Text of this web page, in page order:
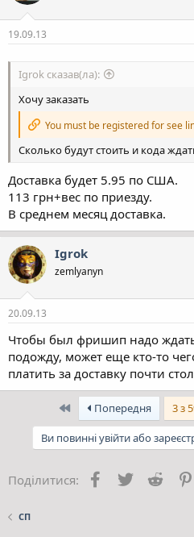
19.09.13
Igrok сказав(ла):
Хочу заказать
You must be registered for see
Сколько будут стоить и кода
Доставка будет 5.95 по США.
113 грн+вес по приезду.
В среднем месяц доставка.
Igrok
zemlyanyn
20.09.13
Чтобы был фришип надо
подожду, может еще кто-то
платить за доставку почти
ПершийПопередня 3 з
Ви повинні увійти або
Поділитися: Facebook
Twitter Reddit
СП